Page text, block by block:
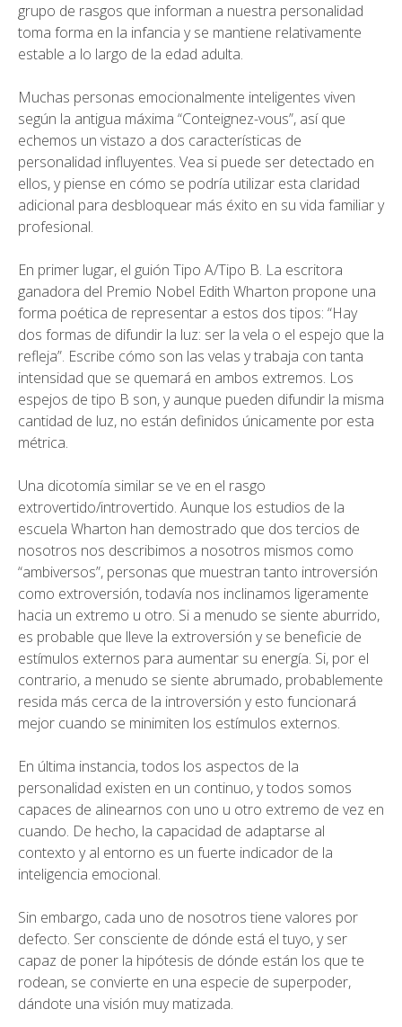
grupo de rasgos que informan a nuestra personalidad
toma forma en la infancia y se mantiene relativamente
estable a lo largo de la edad adulta.
Muchas personas emocionalmente inteligentes viven
según la antigua máxima “Conteignez-vous”, así que
echemos un vistazo a dos características de
personalidad influyentes. Vea si puede ser detectado en
ellos, y piense en cómo se podría utilizar esta claridad
adicional para desbloquear más éxito en su vida familiar y
profesional.
En primer lugar, el guión Tipo A/Tipo B. La escritora
ganadora del Premio Nobel Edith Wharton propone una
forma poética de representar a estos dos tipos: “Hay
dos formas de difundir la luz: ser la vela o el espejo que la
refleja”. Escribe cómo son las velas y trabaja con tanta
intensidad que se quemará en ambos extremos. Los
espejos de tipo B son, y aunque pueden difundir la misma
cantidad de luz, no están definidos únicamente por esta
métrica.
Una dicotomía similar se ve en el rasgo
extrovertido/introvertido. Aunque los estudios de la
escuela Wharton han demostrado que dos tercios de
nosotros nos describimos a nosotros mismos como
“ambiversos”, personas que muestran tanto introversión
como extroversión, todavía nos inclinamos ligeramente
hacia un extremo u otro. Si a menudo se siente aburrido,
es probable que lleve la extroversión y se beneficie de
estímulos externos para aumentar su energía. Si, por el
contrario, a menudo se siente abrumado, probablemente
resida más cerca de la introversión y esto funcionará
mejor cuando se minimiten los estímulos externos.
En última instancia, todos los aspectos de la
personalidad existen en un continuo, y todos somos
capaces de alinearnos con uno u otro extremo de vez en
cuando. De hecho, la capacidad de adaptarse al
contexto y al entorno es un fuerte indicador de la
inteligencia emocional.
Sin embargo, cada uno de nosotros tiene valores por
defecto. Ser consciente de dónde está el tuyo, y ser
capaz de poner la hipótesis de dónde están los que te
rodean, se convierte en una especie de superpoder,
dándote una visión muy matizada.